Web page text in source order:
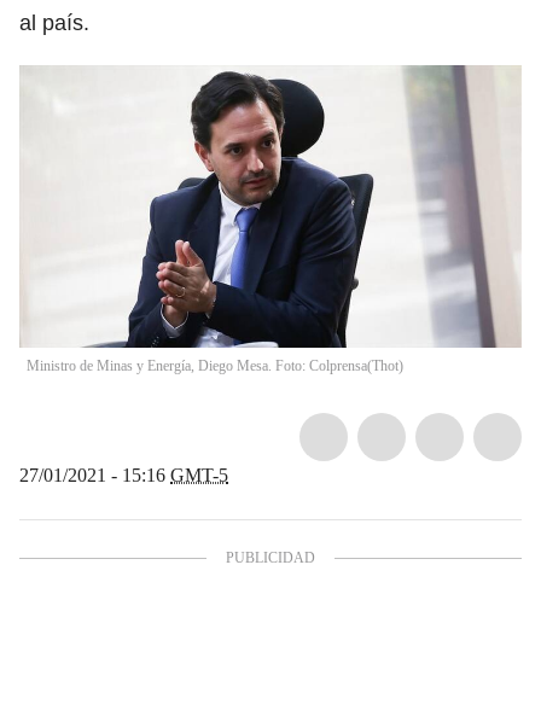
al país.
Ministro de Minas y Energía, Diego Mesa. Foto: Colprensa(Thot)
27/01/2021 - 15:16 GMT-5